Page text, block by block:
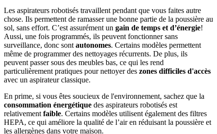
Les aspirateurs robotisés travaillent pendant que vous faites autre
chose. Ils permettent de ramasser une bonne partie de la poussière au
sol, sans effort. C’est assurément un gain de temps et d’énergie!
Aussi, une fois programmés, ils peuvent fonctionner sans
surveillance, donc sont autonomes. Certains modèles permettent
même de programmer des nettoyages récurrents. De plus, ils
peuvent passer sous des meubles bas, ce qui les rend
particulièrement pratiques pour nettoyer des zones difficiles d'accès
avec un aspirateur classique.
En prime, si vous êtes soucieux de l'environnement, sachez que la
consommation énergétique des aspirateurs robotisés est
relativement faible. Certains modèles utilisent également des filtres
HEPA, ce qui améliore la qualité de l’air en réduisant la poussière et
les allergènes dans votre maison.